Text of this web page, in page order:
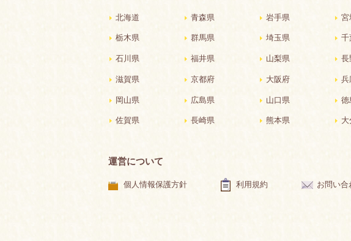
北海道 青森県 岩手県 宮
栃木県 群馬県 埼玉県 千
石川県 福井県 山梨県 長
滋賀県 京都府 大阪府 兵
岡山県 広島県 山口県 徳
佐賀県 長崎県 熊本県 大
運営について
個人情報保護方針 利用規約 お問い合